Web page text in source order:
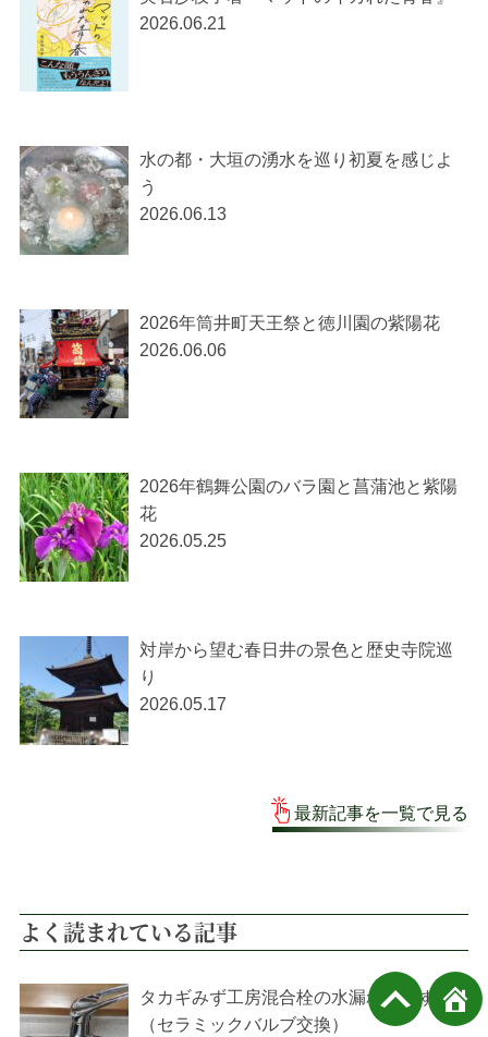
2026.06.21
水の都・大垣の湧水を巡り初夏を感じよ
う
2026.06.13
2026年筒井町天王祭と徳川園の紫陽花
2026.06.06
2026年鶴舞公園のバラ園と菖蒲池と紫陽
花
2026.05.25
対岸から望む春日井の景色と歴史寺院巡
り
2026.05.17
最新記事を一覧で見る
よく読まれている記事
タカギみず工房混合栓の水漏れを直す
（セラミックバルブ交換）